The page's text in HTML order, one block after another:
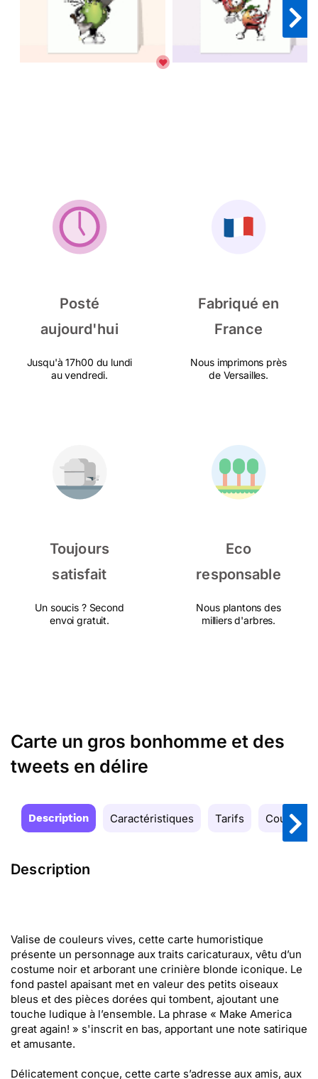
Posté
aujourd'hui
Jusqu'à 17h00 du lundi
au vendredi.
Fabriqué en
France
Nous imprimons près
de Versailles.
Toujours
satisfait
Un soucis ? Second
envoi gratuit.
Eco
responsable
Nous plantons des
milliers d'arbres.
Carte un gros bonhomme et des
tweets en délire
Description Caractéristiques Tarifs Couleurs
Description
Valise de couleurs vives, cette carte humoristique
présente un personnage aux traits caricaturaux, vêtu d’un
costume noir et arborant une crinière blonde iconique. Le
fond pastel apaisant met en valeur des petits oiseaux
bleus et des pièces dorées qui tombent, ajoutant une
touche ludique à l’ensemble. La phrase « Make America
great again! » s'inscrit en bas, apportant une note satirique
et amusante.
Délicatement conçue, cette carte s’adresse aux amis, aux